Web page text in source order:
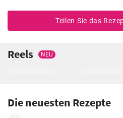
Teilen Sie das
Reels NEU
Die neuesten Rezepte